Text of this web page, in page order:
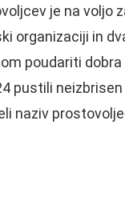
je na voljo
organizaciji in
poudariti
pustili
naziv